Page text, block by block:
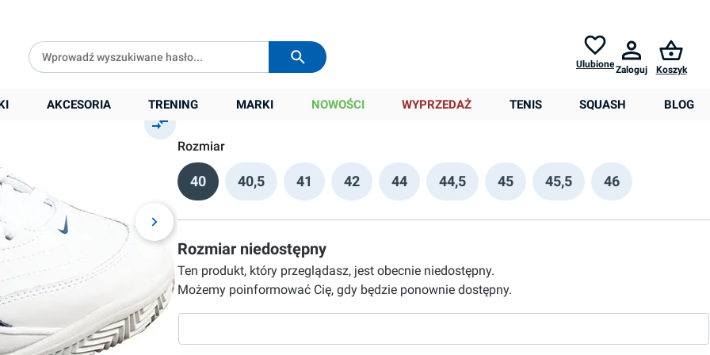
UlubioneZaloguj Koszyk
AKCESORIA TRENING MARKI NOWOŚCI WYPRZEDAŻ TENIS SQUASH BLOG
Cena sugerowana:229,00 zł
Rozmiar
40 40,5 41 42 44 44,5 45 45,5 46
Rozmiar niedostępny
Ten produkt, który przeglądasz, jest obecnie niedostępny.
Możemy poinformować Cię, gdy będzie ponownie dostępny.